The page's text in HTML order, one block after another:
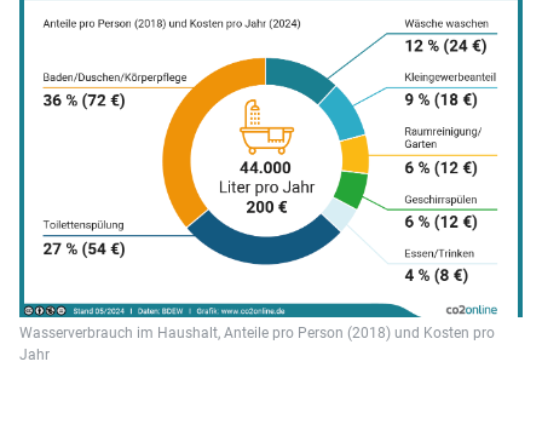
Wasserverbrauch im Haushalt, Anteile pro Person (2018) und Kosten pro
Jahr